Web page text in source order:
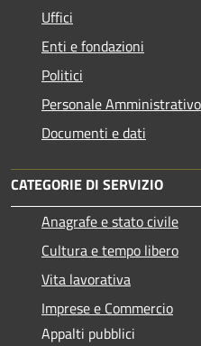
Uffici
Enti e fondazioni
Politici
Personale Amministrativo
Documenti e dati
CATEGORIE DI SERVIZIO
Anagrafe e stato civile
Cultura e tempo libero
Vita lavorativa
Imprese e Commercio
Appalti pubblici